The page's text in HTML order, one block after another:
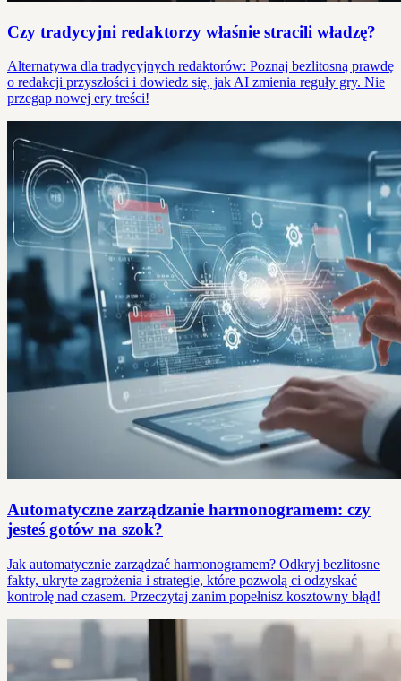
Czy tradycyjni redaktorzy właśnie stracili władzę?
Alternatywa dla tradycyjnych redaktorów: Poznaj bezlitosną prawdę
o redakcji przyszłości i dowiedz się, jak AI zmienia reguły gry. Nie
przegap nowej ery treści!
Automatyczne zarządzanie harmonogramem: czy
jesteś gotów na szok?
Jak automatycznie zarządzać harmonogramem? Odkryj bezlitosne
fakty, ukryte zagrożenia i strategie, które pozwolą ci odzyskać
kontrolę nad czasem. Przeczytaj zanim popełnisz kosztowny błąd!